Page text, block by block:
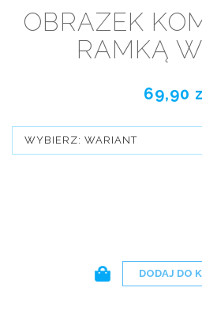
OBRAZEK
RAMKĄ
69,90
WYBIERZ: WARIANT
DODAJ DO